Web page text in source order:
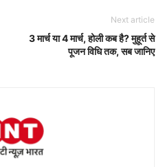
Next article
3 मार्च या 4 मार्च, होली कब है? मुहूर्त से
पूजन विधि तक, सब जानिए